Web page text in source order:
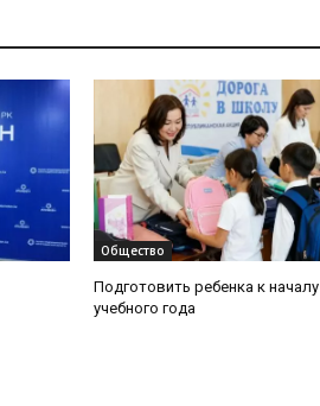
Общество
Подготовить ребенка к началу
учебного года